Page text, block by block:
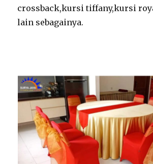
crossback,kursi tiffany,kursi
lain sebagainya.